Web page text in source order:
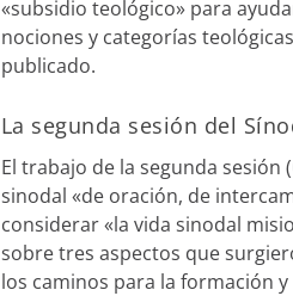
«subsidio teológico» para
nociones y categorías
publicado.
La segunda sesión del
El trabajo de la segunda
sinodal «de oración, de
considerar «la vida sinodal
sobre tres aspectos que
los caminos para la formación